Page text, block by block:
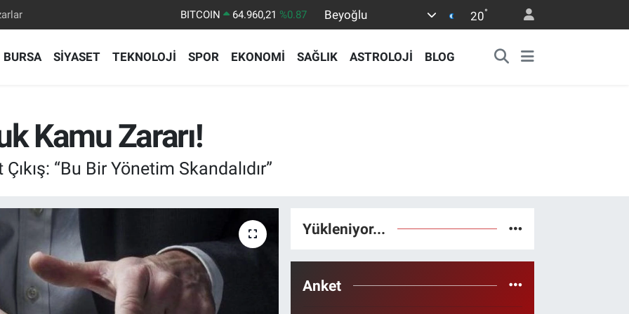
DOLAR 47,7436 %0.18
Beyoğlu 20°
BURSA SİYASET TEKNOLOJİ SPOR EKONOMİ SAĞLIK ASTROLOJİ BLOG
Kamu Zararı!
“Bu Bir Yönetim Skandalıdır”
Yükleniyor...
Anket